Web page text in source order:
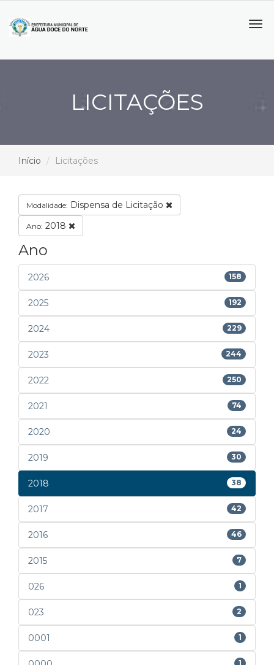
LICITAÇÕES
Início Licitações
Modalidade: Dispensa de Licitação
Ano: 2018
Ano
2026 158
2025 192
2024 229
2023 244
2022 250
2021 74
2020 24
2019 30
2018 38
2017 42
2016 46
2015 7
026 1
023 2
0001 1
1